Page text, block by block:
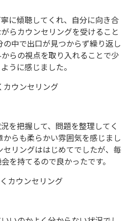
に傾聴してくれ、自分に向き合
らカウンセリングを受けること
中で出口が見つからず繰り返し
らの視点を取り入れることで少
うに感じました。
カウンセリング
を把握して、問題を整理してく
らも柔らかい雰囲気を感じまし
セリングははじめてでしたが、毎
を持てるので良かったです。
カウンセリング